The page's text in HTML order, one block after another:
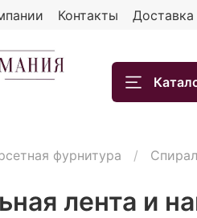
Контакты Доставка
фурнитура
лента и